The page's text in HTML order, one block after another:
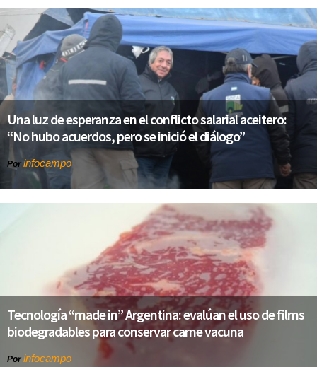
Una luz de esperanza en el conflicto salarial aceitero:
“No hubo acuerdos, pero se inició el diálogo”
Por infocampo
Tecnología “made in” Argentina: evalúan el uso de films
biodegradables para conservar carne vacuna
Por infocampo